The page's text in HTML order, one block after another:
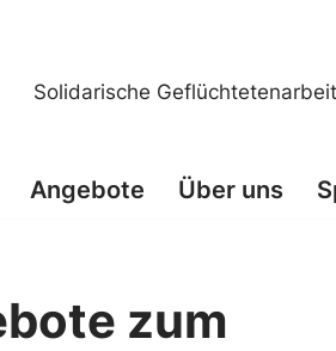
Solidarische
Angebote Über uns
zum